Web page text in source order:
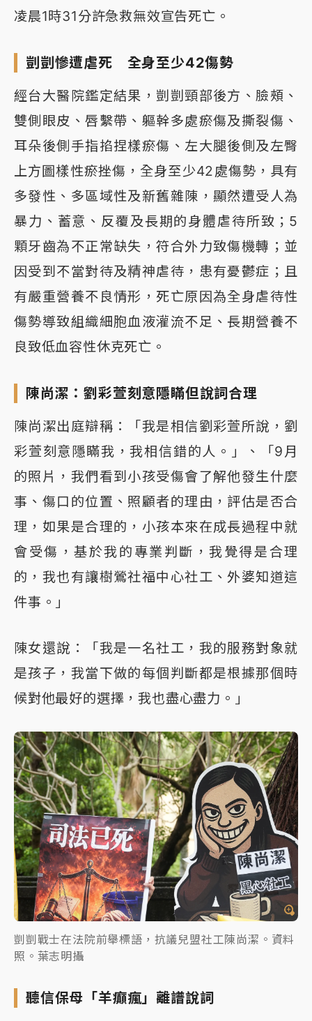
凌晨1時31分許急救無效宣告死亡。
剴剴慘遭虐死 全身至少42傷勢
經台大醫院鑑定結果，剴剴頸部後方、臉頰、
雙側眼皮、唇繫帶、軀幹多處瘀傷及撕裂傷、
耳朵後側手指掐捏樣瘀傷、左大腿後側及左臀
上方圖樣性瘀挫傷，全身至少42處傷勢，具有
多發性、多區域性及新舊雜陳，顯然遭受人為
暴力、蓄意、反覆及長期的身體虐待所致；5
顆牙齒為不正常缺失，符合外力致傷機轉；並
因受到不當對待及精神虐待，患有憂鬱症；且
有嚴重營養不良情形，死亡原因為全身虐待性
傷勢導致組織細胞血液灌流不足、長期營養不
良致低血容性休克死亡。
陳尚潔：劉彩萱刻意隱瞞但說詞合理
陳尚潔出庭辯稱：「我是相信劉彩萱所說，劉
彩萱刻意隱瞞我，我相信錯的人。」、「9月
的照片，我們看到小孩受傷會了解他發生什麼
事、傷口的位置、照顧者的理由，評估是否合
理，如果是合理的，小孩本來在成長過程中就
會受傷，基於我的專業判斷，我覺得是合理
的，我也有讓樹鶯社福中心社工、外婆知道這
件事。」
陳女還說：「我是一名社工，我的服務對象就
是孩子，我當下做的每個判斷都是根據那個時
候對他最好的選擇，我也盡心盡力。」
剴剴戰士在法院前舉標語，抗議兒盟社工陳尚潔。資料
照。葉志明攝
聽信保母「羊癲瘋」離譜說詞